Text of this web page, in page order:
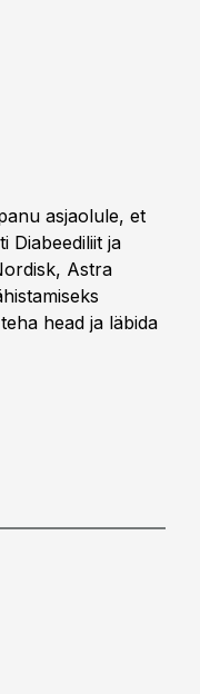
asjaolule, et
Diabeediliit ja
Astra
head ja läbida